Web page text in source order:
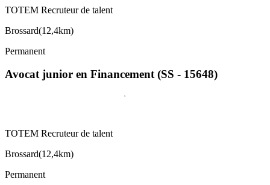
TOTEM Recruteur de talent
Brossard(12,4km)
Permanent
Avocat junior en Financement (SS - 15648)
TOTEM Recruteur de talent
Brossard(12,4km)
Permanent